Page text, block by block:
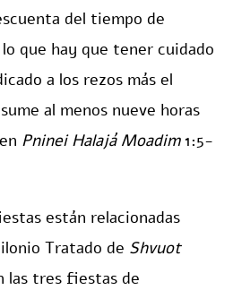
del tiempo de
que hay que tener cuidado
a los rezos más el
al menos nueve horas
Pninei Halajá Moadim1:5-
están relacionadas
Tratado de Shvuot
las tres fiestas de